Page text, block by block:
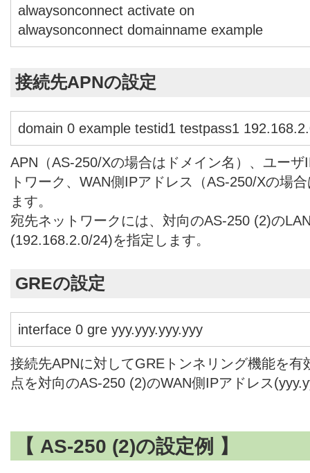
alwaysonconnect activate on
alwaysonconnect domainname example
接続先APNの設定
domain 0 example testid1 testpass1
APN（AS-250/Xの場合はドメイン名）、ユー
トワーク、WAN側IPアドレス（AS-250/Xの場
ます。
宛先ネットワークには、対向のAS-250 (2)の
(192.168.2.0/24)を指定します。
GREの設定
interface 0 gre yyy.yyy.yyy.yyy
接続先APNに対してGREトンネリング機能を
点を対向のAS-250 (2)のWAN側IPアドレス
【 AS-250 (2)の設定例 】